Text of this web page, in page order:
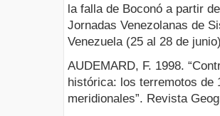
la falla de Boconó a partir
Jornadas Venezolanas de
Venezuela (25 al 28 de
AUDEMARD, F. 1998.
histórica: los terremotos de
meridionales”. Revista